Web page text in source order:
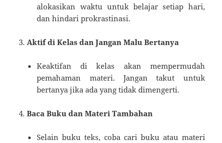
alokasikan waktu untuk belajar setiap hari,
dan hindari prokrastinasi.
Aktif di Kelas dan Jangan Malu Bertanya
Keaktifan di kelas akan mempermudah
pemahaman materi. Jangan takut untuk
bertanya jika ada yang tidak dimengerti.
Baca Buku dan Materi Tambahan
Selain buku teks, coba cari buku atau materi